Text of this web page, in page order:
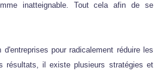
inatteignable. Tout cela afin de se
pour radicalement réduire les
résultats, il existe plusieurs stratégies et